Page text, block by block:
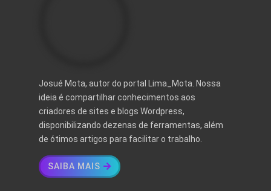
Josué Mota, autor do portal Lima_Mota. Nossa
ideia é compartilhar conhecimentos aos
criadores de sites e blogs Wordpress,
disponibilizando dezenas de ferramentas, além
de ótimos artigos para facilitar o trabalho.
SAIBA MAIS